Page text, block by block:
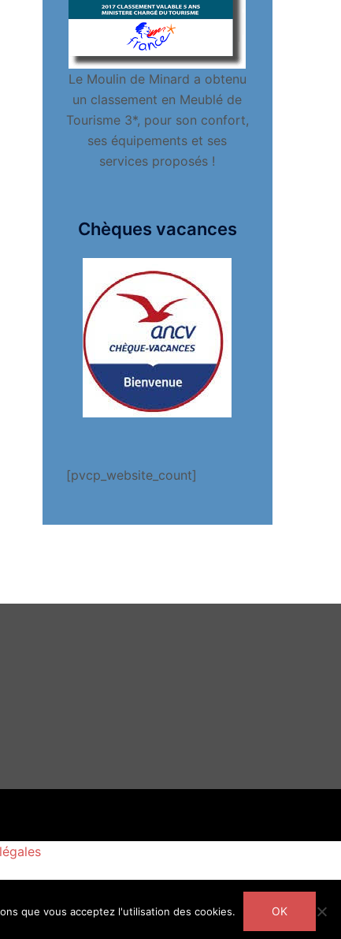
Le Moulin de Minard a obtenu
un classement en Meublé de
Tourisme 3*, pour son confort,
ses équipements et ses
services proposés !
Chèques vacances
[pvcp_website_count]
que vous acceptez l'utilisation des cookies. OK